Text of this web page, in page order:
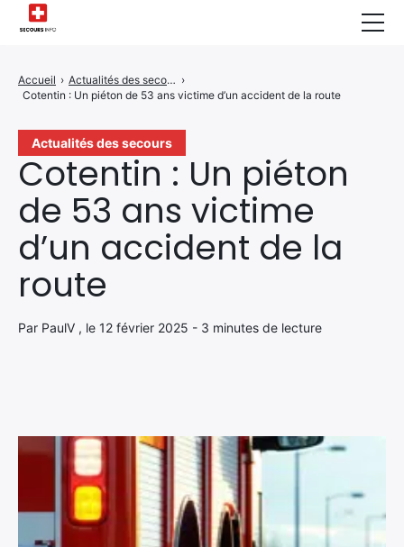
Actualités des secours
Cotentin : Un piéton
de 53 ans victime
d’un accident de la
route
Par PaulV , le 12 février 2025 - 3 minutes de lecture
Accueil › Actualités des secours ›
Cotentin : Un piéton de 53 ans victime d’un accident de la route
Infos & Conseils
Actualités des Secours
Santé & Bien-être
A propos de Nous
Contactez-nous
Politique de Confidentialité